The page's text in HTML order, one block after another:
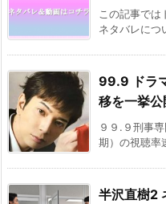
この記事では
ネタバレにつ
99.9 ドラ
移を一挙公
９９.９刑事
期）の視聴率
半沢直樹2